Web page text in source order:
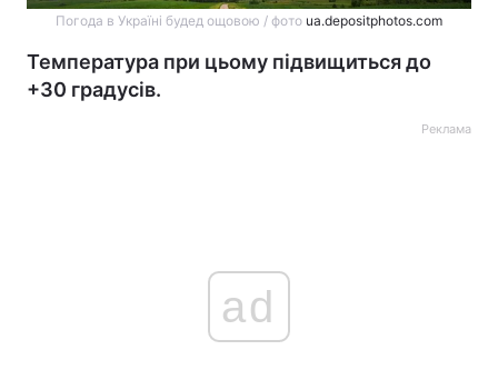
Погода в Україні будед ощовою / фото ua.depositphotos.com
Температура при цьому підвищиться до
+30 градусів.
Реклама
ad